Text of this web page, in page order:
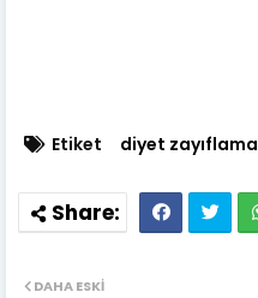
Etiket diyet zayıflama
DAHA ESKI